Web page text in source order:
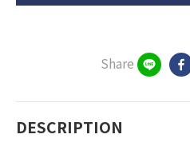
Share
DESCRIPTION